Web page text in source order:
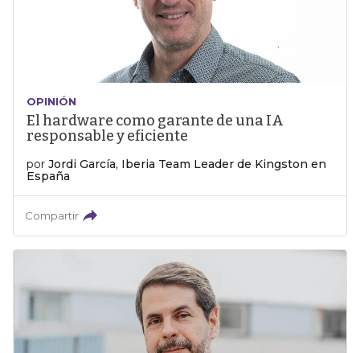
OPINIÓN
El hardware como garante de una IA
responsable y eficiente
por Jordi García, Iberia Team Leader de Kingston en
España
Compartir